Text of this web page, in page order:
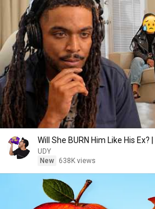
Will She BURN Him Like His Ex?
UDY
New
638K views